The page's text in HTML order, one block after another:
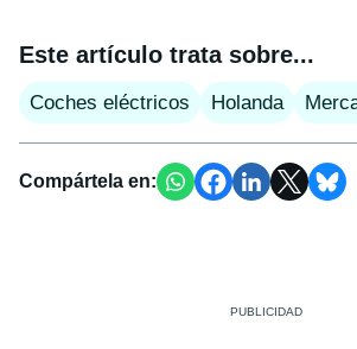
Este artículo trata sobre...
Coches eléctricos Holanda
Compártela en: